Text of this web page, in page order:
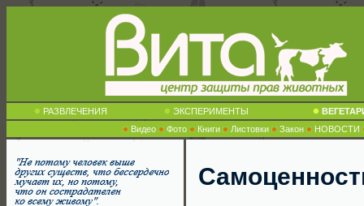
РАЗВЛЕЧЕНИЯ ЭКСПЕРИМЕНТЫ
Видео
Фото Книги Листовки Закон НОВОСТИ